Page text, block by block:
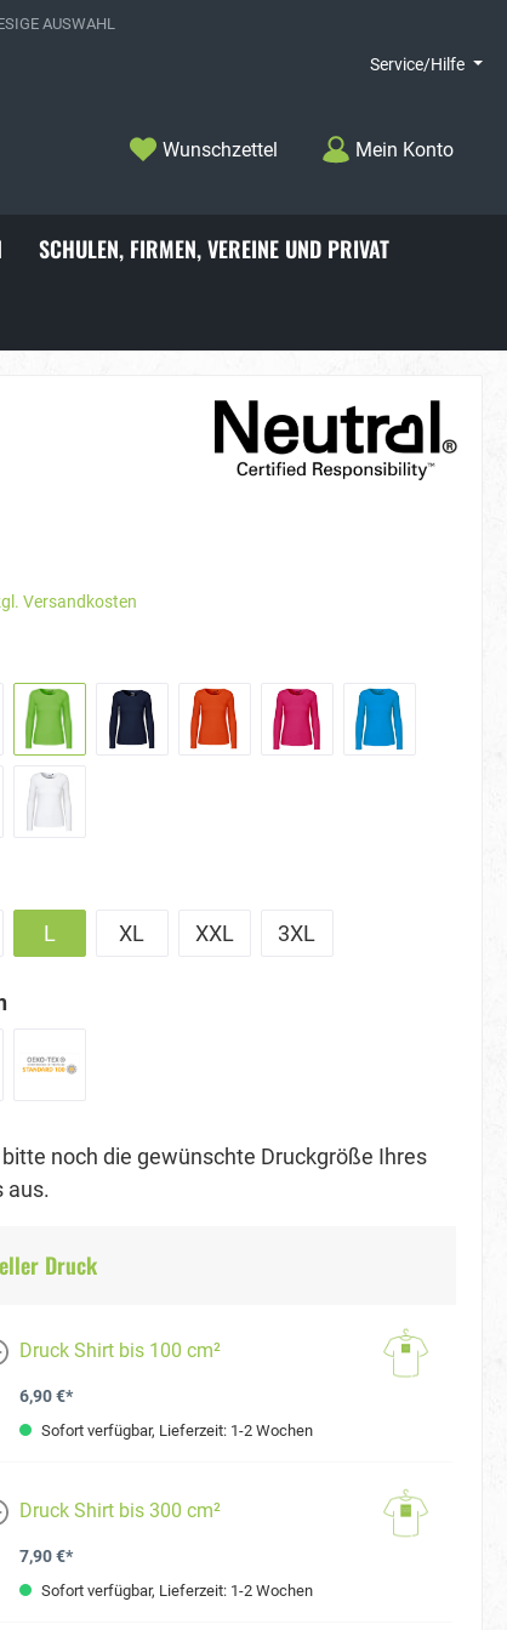
AUSWAHL
Service/Hilfe
Wunschzettel Mein Konto
SCHULEN, FIRMEN, VEREINE UND PRIVAT
Badelatschen
Versandkosten
L XL XXL 3XL
noch die gewünschte Druckgröße Ihres
aus.
Druck
Druck Shirt bis 100 cm²
6,90 €*
Sofort verfügbar, Lieferzeit: 1-2 Wochen
Druck Shirt bis 300 cm²
7,90 €*
Sofort verfügbar, Lieferzeit: 1-2 Wochen